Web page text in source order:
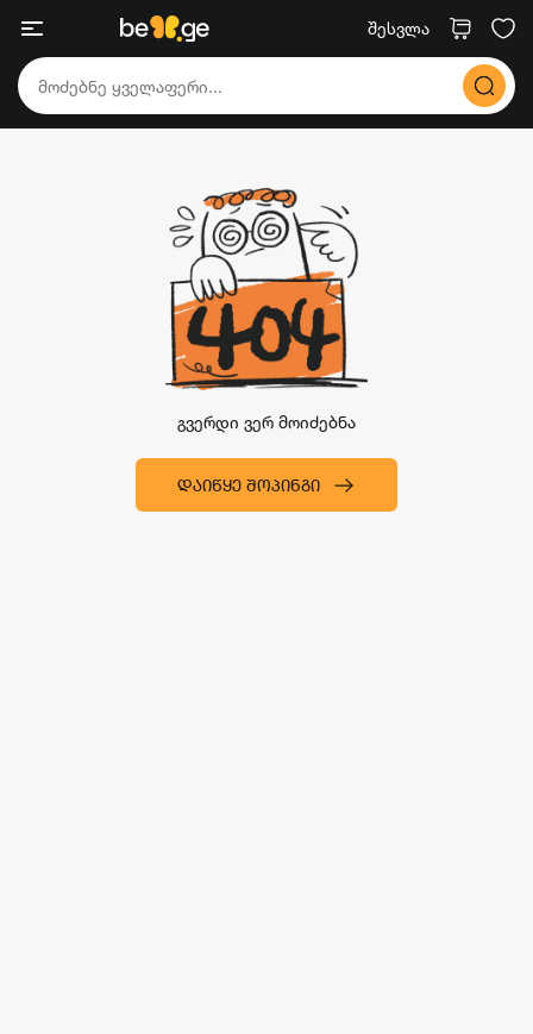
შესვლა
გვერდი ვერ მოიძებნა
ᲓᲐᲘᲬᲧᲔ ᲨᲝᲞᲘᲜᲒᲘ